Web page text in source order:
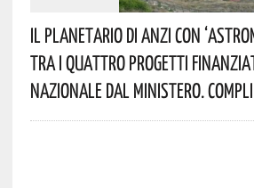
Il Planetario Di Anzi Con
Tra I Quattro Progetti
Nazionale Dal Ministero.